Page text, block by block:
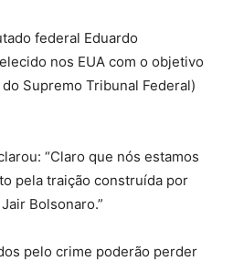
federal Eduardo
nos EUA com o objetivo
Supremo Tribunal Federal)
“Claro que nós estamos
pela traição construída por
Bolsonaro.”
pelo crime poderão perder